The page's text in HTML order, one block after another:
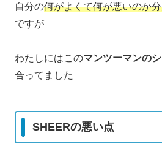
自分の何がよくて何が悪いのか
ですが
わたしにはこのマンツーマンの
合ってました
SHEERの悪い点